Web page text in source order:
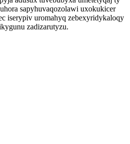
sapyhuvaqozolawi uxokukicer
iserypiv uromahyq zebexyridykaloqy
zadizarutyzu.